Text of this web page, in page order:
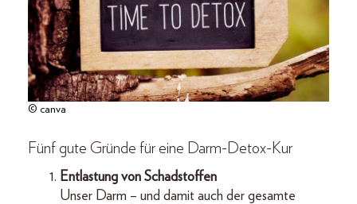
© canva
Fünf gute Gründe für eine Darm-Detox-Kur
Entlastung von Schadstoffen
Unser Darm – und damit auch der gesamte